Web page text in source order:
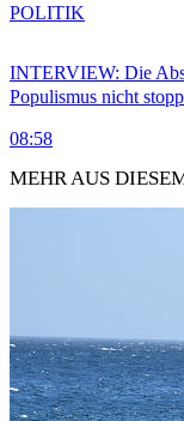
INTERVIEW: Die
Populismus nicht
08:58
POLITIK
MEHR AUS